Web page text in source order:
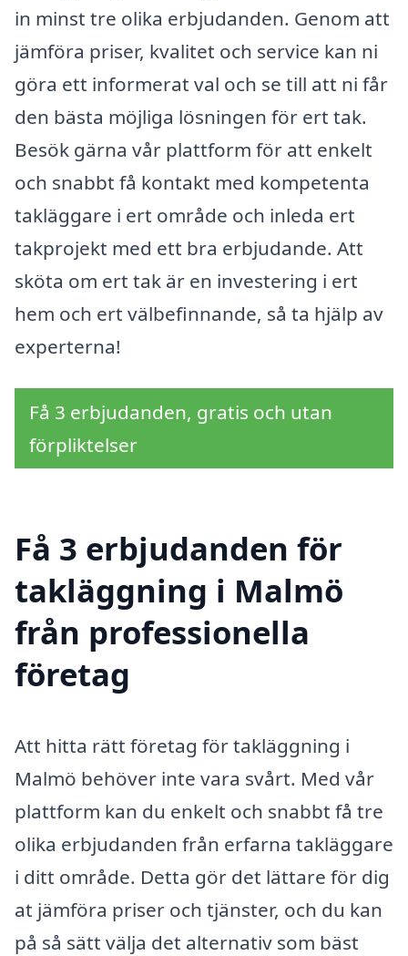
in minst tre olika erbjudanden. Genom att
jämföra priser, kvalitet och service kan ni
göra ett informerat val och se till att ni får
den bästa möjliga lösningen för ert tak.
Besök gärna vår plattform för att enkelt
och snabbt få kontakt med kompetenta
takläggare i ert område och inleda ert
takprojekt med ett bra erbjudande. Att
sköta om ert tak är en investering i ert
hem och ert välbefinnande, så ta hjälp av
experterna!
Få 3 erbjudanden, gratis och utan
förpliktelser
Få 3 erbjudanden för
takläggning i Malmö
från professionella
företag
Att hitta rätt företag för takläggning i
Malmö behöver inte vara svårt. Med vår
plattform kan du enkelt och snabbt få tre
olika erbjudanden från erfarna takläggare
i ditt område. Detta gör det lättare för dig
at jämföra priser och tjänster, och du kan
på så sätt välja det alternativ som bäst